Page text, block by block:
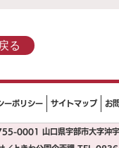
る
ーポリシー サイトマップ お
0001 山口県宇部市大字沖